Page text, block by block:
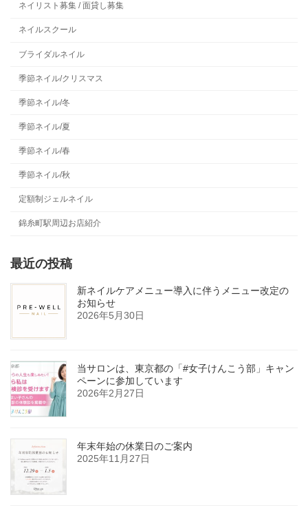
ネイリスト募集 / 面貸し募集
ネイルスクール
ブライダルネイル
季節ネイル/クリスマス
季節ネイル/冬
季節ネイル/夏
季節ネイル/春
季節ネイル/秋
定額制ジェルネイル
錦糸町駅周辺お店紹介
最近の投稿
新ネイルケアメニュー導入に伴うメニュー改定の
お知らせ
2026年5月30日
当サロンは、東京都の「#女子けんこう部」キャン
ペーンに参加しています
2026年2月27日
年末年始の休業日のご案内
2025年11月27日